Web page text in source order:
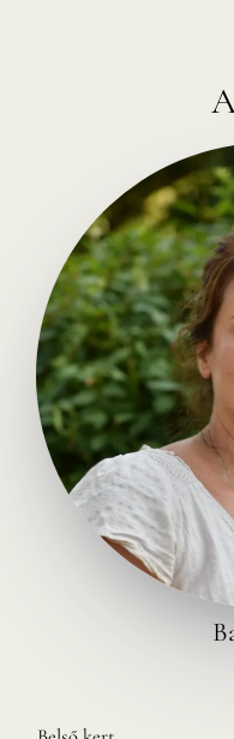
Belső kert